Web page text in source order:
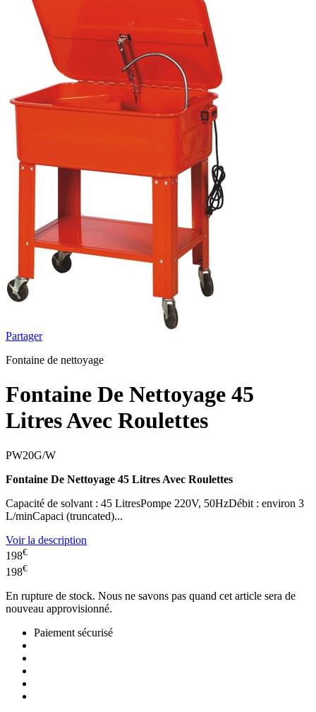
Partager
Fontaine de nettoyage
Fontaine De Nettoyage 45
Litres Avec Roulettes
PW20G/W
Fontaine De Nettoyage 45 Litres Avec Roulettes
Capacité de solvant : 45 LitresPompe 220V, 50HzDébit : environ 3
L/minCapaci (truncated)...
Voir la description
198€
198€
En rupture de stock. Nous ne savons pas quand cet article sera de
nouveau approvisionné.
Paiement sécurisé